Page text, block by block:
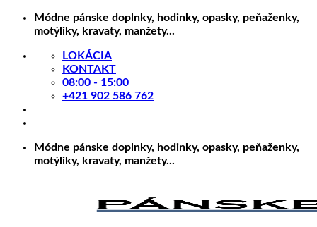
Skip
Módne pánske doplnky, hodinky, opasky, peňaženky,
motýliky, kravaty, manžety...
LOKÁCIA
KONTAKT
08:00 - 15:00
+421 902 586 762
Módne pánske doplnky, hodinky, opasky, peňaženky,
motýliky, kravaty, manžety...